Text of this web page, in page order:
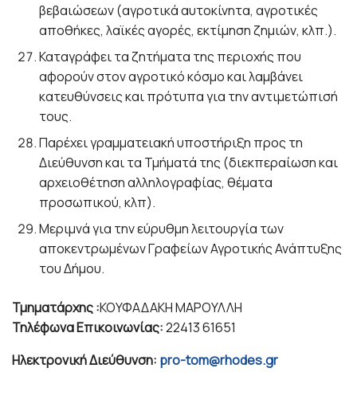
βεβαιώσεων (αγροτικά αυτοκίνητα, αγροτικές
αποθήκες, λαϊκές αγορές, εκτίμηση ζημιών, κλπ.).
Καταγράφει τα ζητήματα της περιοχής που
αφορούν στον αγροτικό κόσμο και λαμβάνει
κατευθύνσεις και πρότυπα για την αντιμετώπισή
τους.
Παρέχει γραμματειακή υποστήριξη προς τη
Διεύθυνση και τα Τμήματά της (διεκπεραίωση και
αρχειοθέτηση αλληλογραφίας, θέματα
προσωπικού, κλπ).
Μεριμνά για την εύρυθμη λειτουργία των
αποκεντρωμένων Γραφείων Αγροτικής Ανάπτυξης
του Δήμου.
Τμηματάρχης :ΚΟΥΦΑΔΑΚΗ ΜΑΡΟΥΛΛΗ
Τηλέφωνα Επικοινωνίας:22413 61651
Ηλεκτρονική Διεύθυνση: pro-tοm@rhodes.gr